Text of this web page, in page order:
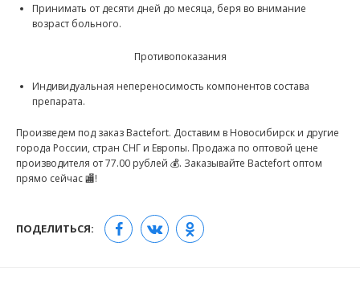
Принимать от десяти дней до месяца, беря во внимание
возраст больного.
Противопоказания
Индивидуальная непереносимость компонентов состава
препарата.
Произведем под заказ Bactefort. Доставим в Новосибирск и другие
города России, стран СНГ и Европы. Продажа по оптовой цене
производителя от 77.00 рублей 💰. Заказывайте Bactefort оптом
прямо сейчас 🏬!
ПОДЕЛИТЬСЯ: